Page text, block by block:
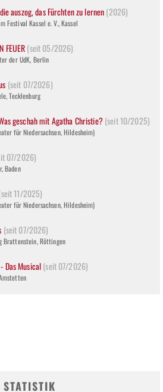
auszog, das Fürchten zu lernen(2026)
Festival Kassel e. V., Kassel
FEUER(seit 05/2026)
der UdK, Berlin
(seit 07/2026)
Tecklenburg
geschah mit Agatha Christie?(seit 10/2025)
für Niedersachsen, Hildesheim)
07/2026)
Baden
11/2025)
für Niedersachsen, Hildesheim)
(seit 07/2026)
Brattenstein, Röttingen
Das Musical(seit 07/2026)
STATISTIK